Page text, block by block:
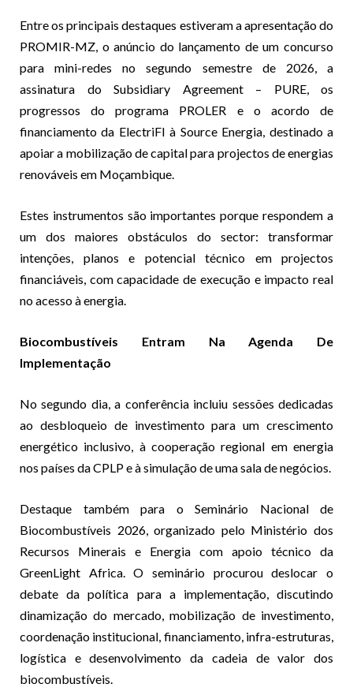
Entre os principais destaques estiveram a apresentação do
PROMIR-MZ, o anúncio do lançamento de um concurso
para mini-redes no segundo semestre de 2026, a
assinatura do Subsidiary Agreement – PURE, os
progressos do programa PROLER e o acordo de
financiamento da ElectriFI à Source Energia, destinado a
apoiar a mobilização de capital para projectos de energias
renováveis em Moçambique.
Estes instrumentos são importantes porque respondem a
um dos maiores obstáculos do sector: transformar
intenções, planos e potencial técnico em projectos
financiáveis, com capacidade de execução e impacto real
no acesso à energia.
Biocombustíveis Entram Na Agenda De
Implementação
No segundo dia, a conferência incluiu sessões dedicadas
ao desbloqueio de investimento para um crescimento
energético inclusivo, à cooperação regional em energia
nos países da CPLP e à simulação de uma sala de negócios.
Destaque também para o Seminário Nacional de
Biocombustíveis 2026, organizado pelo Ministério dos
Recursos Minerais e Energia com apoio técnico da
GreenLight Africa. O seminário procurou deslocar o
debate da política para a implementação, discutindo
dinamização do mercado, mobilização de investimento,
coordenação institucional, financiamento, infra-estruturas,
logística e desenvolvimento da cadeia de valor dos
biocombustíveis.